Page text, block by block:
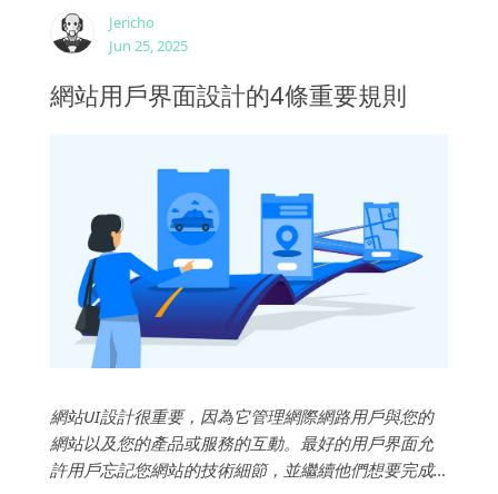
Jericho
Jun 25, 2025
網站用戶界面設計的4條重要規則
網站UI設計很重要，因為它管理網際網路用戶與您的
網站以及您的產品或服務的互動。最好的用戶界面允
許用戶忘記您網站的技術細節，並繼續他們想要完成